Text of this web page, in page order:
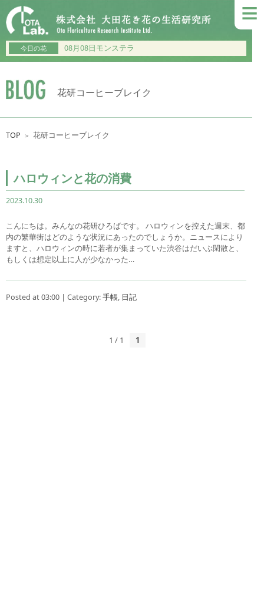
≡
今日の花 08月08日モンステラ
花研コーヒーブレイク
TOP ＞ 花研コーヒーブレイク
ハロウィンと花の消費
2023.10.30
こんにちは。みんなの花研ひろばです。 ハロウィンを控えた週末、都
内の繁華街はどのような状況にあったのでしょうか。ニュースにより
ますと、ハロウィンの時に若者が集まっていた渋谷はだいぶ閑散と、
もしくは想定以上に人が少なかった…
Posted at 03:00 | Category:手帳, 日記
1 / 1 1